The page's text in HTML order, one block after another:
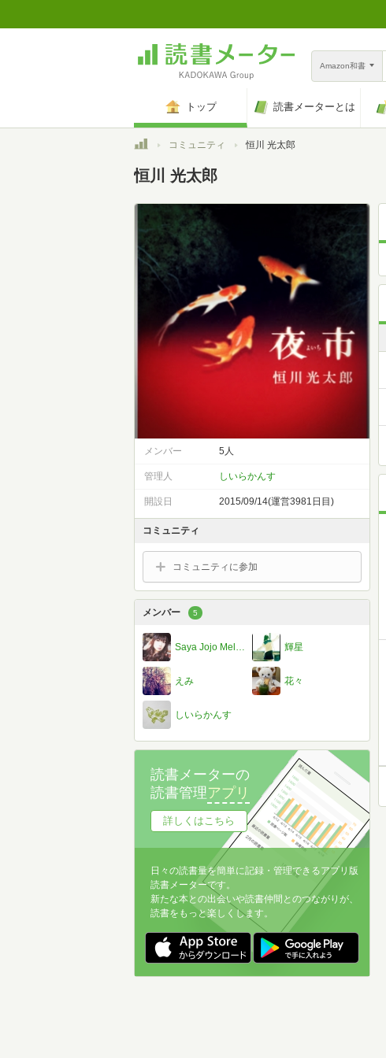
Amazon和書
トップ 読書メーターとは
トップコミュニティ 恒川 光太郎
恒川 光太郎
メンバー 5人
管理人 しいらかんす
開設日 2015/09/14(運営3981日目)
コミュニティ
コミュニティに参加
メンバー 5
Saya Jojo Melody 輝星
えみ 花々
しいらかんす
読書メーターの
読書管理アプリ
詳しくはこちら
日々の読書量を簡単に記録・管理できるアプリ版
読書メーターです。
新たな本との出会いや読書仲間とのつながりが、
読書をもっと楽しくします。